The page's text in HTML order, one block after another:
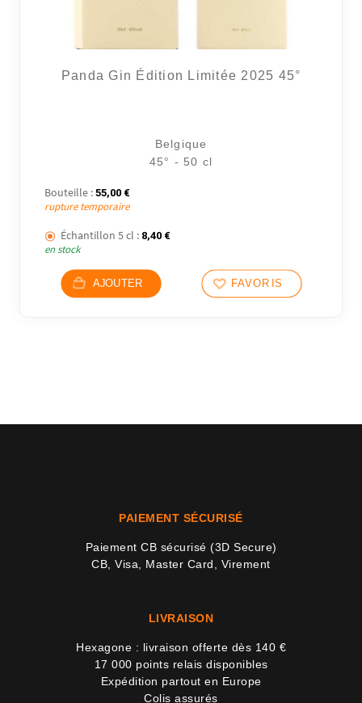
Panda Gin Édition Limitée 2025 45°
Belgique
45° - 50 cl
Bouteille : 55,00 €
rupture temporaire
Échantillon 5 cl : 8,40 €
en stock
AJOUTER FAVORIS
PAIEMENT SÉCURISÉ
Paiement CB sécurisé (3D Secure)
CB, Visa, Master Card, Virement
LIVRAISON
Hexagone : livraison offerte dès 140 €
17 000 points relais disponibles
Expédition partout en Europe
Colis assurés